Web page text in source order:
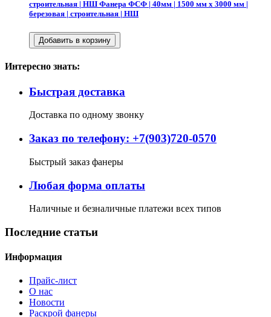
строительная | НШ Фанера ФСФ | 40мм | 1500 мм х 3000 мм |
березовая | строительная | НШ
Интересно знать:
Быстрая доставка
Доставка по одному звонку
Заказ по телефону: +7(903)720-0570
Быстрый заказ фанеры
Любая форма оплаты
Наличные и безналичные платежи всех типов
Последние статьи
Информация
Прайс-лист
О нас
Новости
Раскрой фанеры